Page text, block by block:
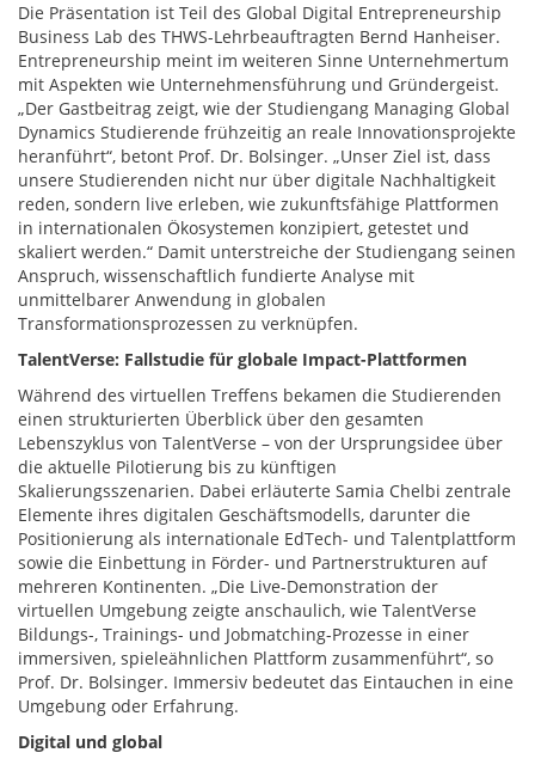
Die Präsentation ist Teil des Global Digital Entrepreneurship
Business Lab des THWS-Lehrbeauftragten Bernd Hanheiser.
Entrepreneurship meint im weiteren Sinne Unternehmertum
mit Aspekten wie Unternehmensführung und Gründergeist.
„Der Gastbeitrag zeigt, wie der Studiengang Managing Global
Dynamics Studierende frühzeitig an reale Innovationsprojekte
heranführt“, betont Prof. Dr. Bolsinger. „Unser Ziel ist, dass
unsere Studierenden nicht nur über digitale Nachhaltigkeit
reden, sondern live erleben, wie zukunftsfähige Plattformen
in internationalen Ökosystemen konzipiert, getestet und
skaliert werden.“ Damit unterstreiche der Studiengang seinen
Anspruch, wissenschaftlich fundierte Analyse mit
unmittelbarer Anwendung in globalen
Transformationsprozessen zu verknüpfen.
TalentVerse: Fallstudie für globale Impact-Plattformen
Während des virtuellen Treffens bekamen die Studierenden
einen strukturierten Überblick über den gesamten
Lebenszyklus von TalentVerse – von der Ursprungsidee über
die aktuelle Pilotierung bis zu künftigen
Skalierungsszenarien. Dabei erläuterte Samia Chelbi zentrale
Elemente ihres digitalen Geschäftsmodells, darunter die
Positionierung als internationale EdTech- und Talentplattform
sowie die Einbettung in Förder- und Partnerstrukturen auf
mehreren Kontinenten. „Die Live-Demonstration der
virtuellen Umgebung zeigte anschaulich, wie TalentVerse
Bildungs-, Trainings- und Jobmatching-Prozesse in einer
immersiven, spieleähnlichen Plattform zusammenführt“, so
Prof. Dr. Bolsinger. Immersiv bedeutet das Eintauchen in eine
Umgebung oder Erfahrung.
Digital und global